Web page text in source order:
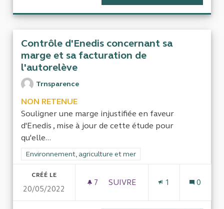
Contrôle d'Enedis concernant sa
marge et sa facturation de
l'autorelève
Trnsparence
NON RETENUE
Souligner une marge injustifiée en faveur
d'Enedis , mise à jour de cette étude pour
qu'elle...
Filtrer les résultats de la catégorie : Environnement,
Environnement, agriculture et mer
CRÉÉ LE
20/05/2022
7 7 ABONNÉS
SUIVRE
1 0